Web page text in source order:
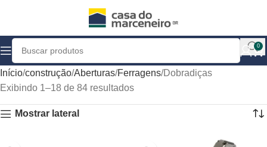
0
Início construção Aberturas Ferragens Dobradiças
Exibindo 1–18 de 84 resultados
Mostrar lateral